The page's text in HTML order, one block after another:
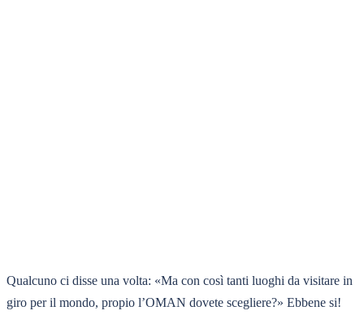
Qualcuno ci disse una volta: «Ma con così tanti luoghi da visitare in
giro per il mondo, propio l’OMAN dovete scegliere?» Ebbene si!